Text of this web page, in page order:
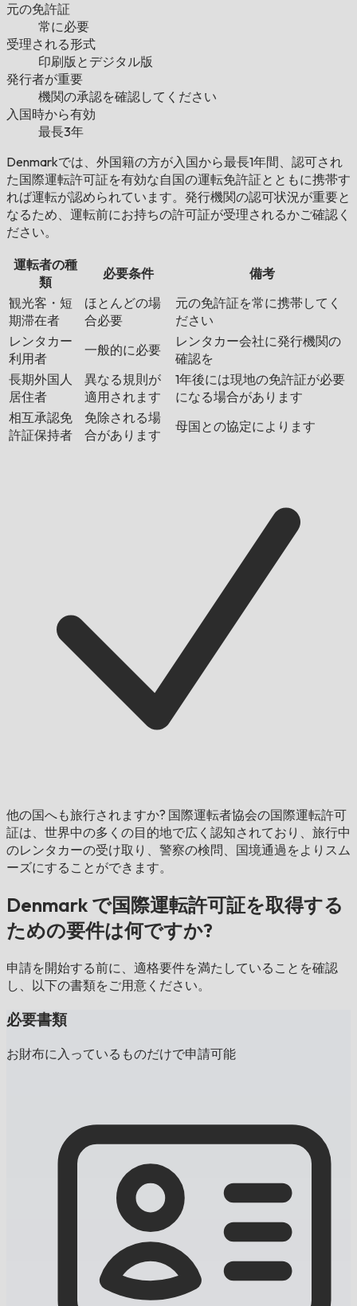
元の免許証
常に必要
受理される形式
印刷版とデジタル版
発行者が重要
機関の承認を確認してください
入国時から有効
最長3年
Denmarkでは、外国籍の方が入国から最長1年間、認可され
た国際運転許可証を有効な自国の運転免許証とともに携帯す
れば運転が認められています。発行機関の認可状況が重要と
なるため、運転前にお持ちの許可証が受理されるかご確認く
ださい。
運転者の種
類
必要条件
備考
観光客・短
期滞在者
ほとんどの場
合必要
元の免許証を常に携帯してく
ださい
レンタカー
利用者
一般的に必要
レンタカー会社に発行機関の
確認を
長期外国人
居住者
異なる規則が
適用されます
1年後には現地の免許証が必要
になる場合があります
相互承認免
許証保持者
免除される場
合があります
母国との協定によります
他の国へも旅行されますか? 国際運転者協会の国際運転許可
証は、世界中の多くの目的地で広く認知されており、旅行中
のレンタカーの受け取り、警察の検問、国境通過をよりスム
ーズにすることができます。
Denmark で国際運転許可証を取得する
ための要件は何ですか?
申請を開始する前に、適格要件を満たしていることを確認
し、以下の書類をご用意ください。
必要書類
お財布に入っているものだけで申請可能